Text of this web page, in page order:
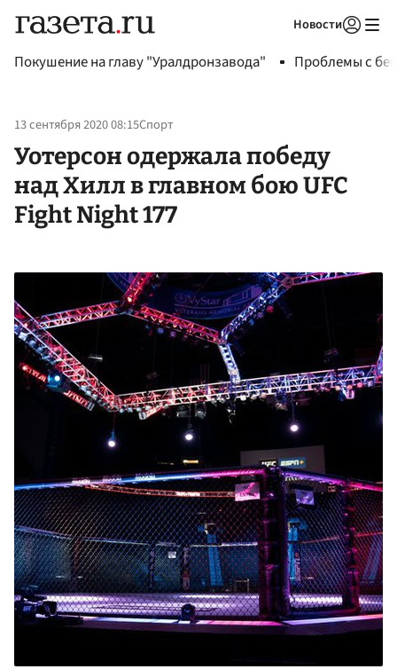
Новости
Покушение на главу "Уралдронзавода" Проблемы с
13 сентября 2020 08:15Спорт
Уотерсон одержала победу
над Хилл в главном бою UFC
Fight Night 177